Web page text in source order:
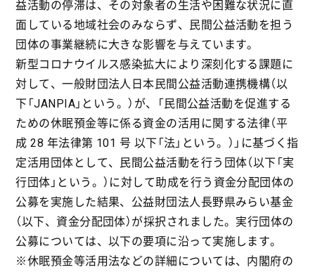
益活動の停滞は、その対象者の生活や困難な状況に直
面している地域社会のみならず、民間公益活動を担う
団体の事業継続に大きな影響を与えています。
新型コロナウイルス感染拡大により深刻化する課題に
対して、一般財団法人日本民間公益活動連携機構（以
下「JANPIA」という。）が、「民間公益活動を促進する
ための休眠預金等に係る資金の活用に関する法律（平
成 28 年法律第 101 号 以下「法」という。）」に基づく指
定活用団体として、民間公益活動を行う団体（以下「実
行団体」という。）に対して助成を行う資金分配団体の
公募を実施した結果、公益財団法人長野県みらい基金
（以下、資金分配団体）が採択されました。実行団体の
公募については、以下の要項に沿って実施します。
※休眠預金等活用法などの詳細については、内閣府の